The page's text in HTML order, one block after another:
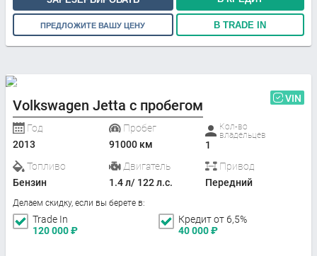
ПРЕДЛОЖИТЕ ВАШУ ЦЕНУ В TRADE IN
Volkswagen Jetta с пробегом VIN
Год
2013
Пробег
91000 км
Кол-во
владельцев
1
Топливо
Бензин
Двигатель
1.4 л/ 122 л.с.
Привод
Передний
Делаем скидку, если вы берете в:
Trade In
120 000₽
Кредит от 6,5%
40 000₽